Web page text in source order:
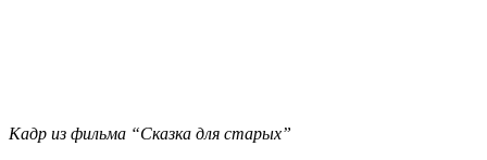
Кадр из фильма “Сказка для старых”